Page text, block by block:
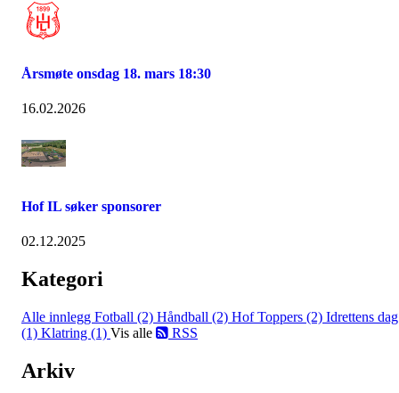
Årsmøte onsdag 18. mars 18:30
16.02.2026
Hof IL søker sponsorer
02.12.2025
Kategori
Alle innlegg Fotball (2) Håndball (2) Hof Toppers (2) Idrettens dag
(1) Klatring (1) Vis alle RSS
Arkiv